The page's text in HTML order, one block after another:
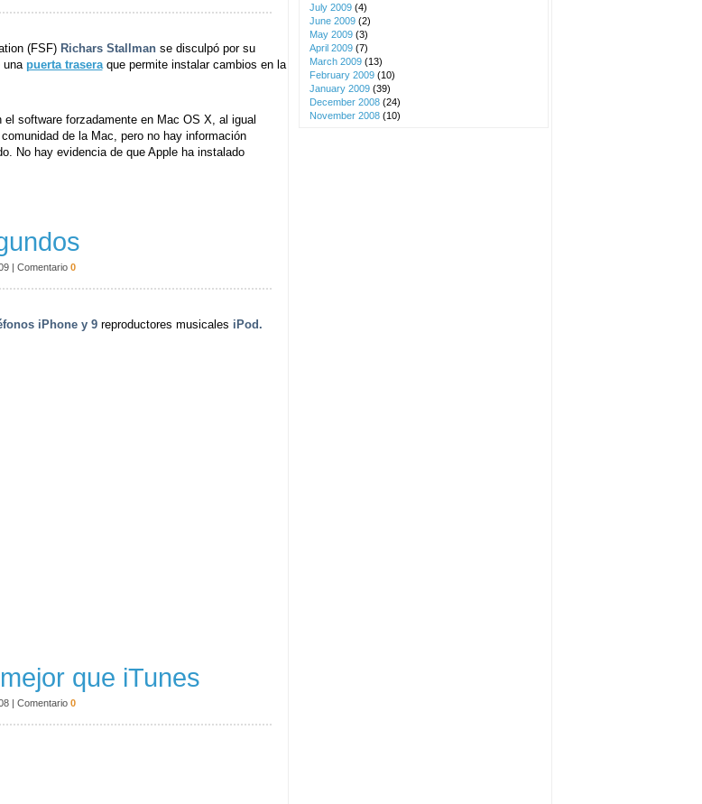
(FSF) Richars Stallmanse disculpó por su
unapuerta traseraque permite instalar cambios en la
software forzadamente en Mac OS X, al igual
de la Mac, pero no hay información
No hay evidencia de que Apple ha instalado
| Comentario 0
iPhone y 9 reproductores musicales iPod.
que iTunes
| Comentario 0
July 2009(4)
June 2009(2)
May 2009(3)
April 2009(7)
March 2009(13)
February 2009(10)
January 2009(39)
December 2008(24)
November 2008(10)